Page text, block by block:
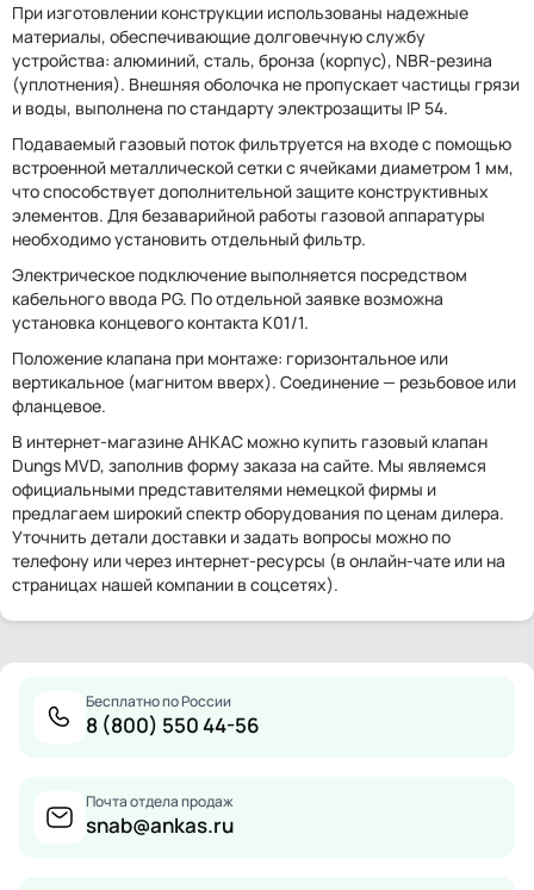
При изготовлении конструкции использованы надежные
материалы, обеспечивающие долговечную службу
устройства: алюминий, сталь, бронза (корпус), NBR-резина
(уплотнения). Внешняя оболочка не пропускает частицы грязи
и воды, выполнена по стандарту электрозащиты IP 54.
Подаваемый газовый поток фильтруется на входе с помощью
встроенной металлической сетки с ячейками диаметром 1 мм,
что способствует дополнительной защите конструктивных
элементов. Для безаварийной работы газовой аппаратуры
необходимо установить отдельный фильтр.
Электрическое подключение выполняется посредством
кабельного ввода PG. По отдельной заявке возможна
установка концевого контакта K01/1.
Положение клапана при монтаже: горизонтальное или
вертикальное (магнитом вверх). Соединение — резьбовое или
фланцевое.
В интернет-магазине АНКАС можно купить газовый клапан
Dungs MVD, заполнив форму заказа на сайте. Мы являемся
официальными представителями немецкой фирмы и
предлагаем широкий спектр оборудования по ценам дилера.
Уточнить детали доставки и задать вопросы можно по
телефону или через интернет-ресурсы (в онлайн-чате или на
страницах нашей компании в соцсетях).
Бесплатно по России
8 (800) 550 44-56
Почта отдела продаж
snab@ankas.ru